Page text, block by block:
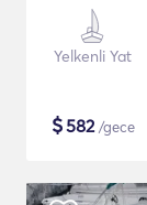
Yelkenli Yat
$582/gece